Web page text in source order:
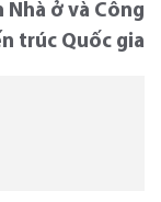
Nhà ở và Công
trúc Quốc gia